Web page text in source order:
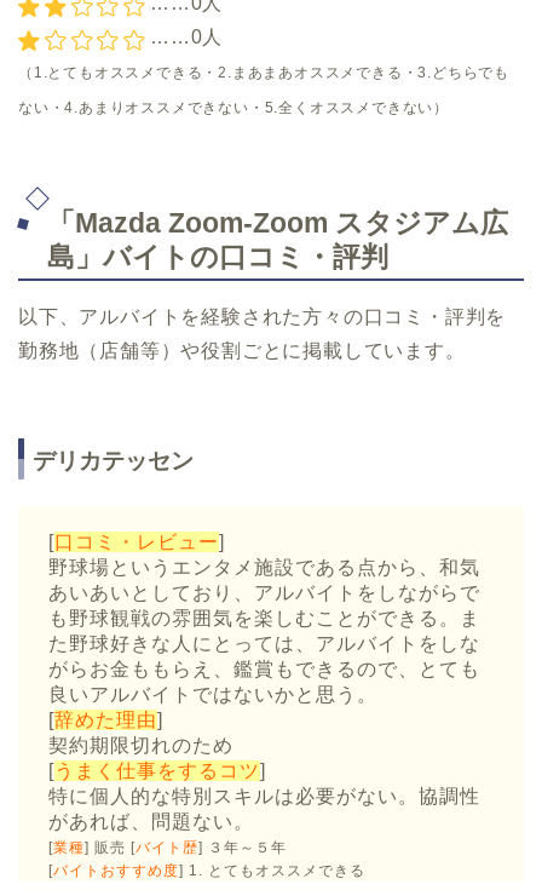
……0人
（1.とてもオススメできる・2.まあまあオススメできる・3.どちらでも
ない・4.あまりオススメできない・5.全くオススメできない）
「Mazda Zoom-Zoom スタジアム広
島」バイトの口コミ・評判
以下、アルバイトを経験された方々の口コミ・評判を
勤務地（店舗等）や役割ごとに掲載しています。
デリカテッセン
[口コミ・レビュー]
野球場というエンタメ施設である点から、和気
あいあいとしており、アルバイトをしながらで
も野球観戦の雰囲気を楽しむことができる。ま
た野球好きな人にとっては、アルバイトをしな
がらお金ももらえ、鑑賞もできるので、とても
良いアルバイトではないかと思う。
[辞めた理由]
契約期限切れのため
[うまく仕事をするコツ]
特に個人的な特別スキルは必要がない。協調性
があれば、問題ない。
[業種] 販売 [バイト歴] ３年～５年
[バイトおすすめ度] 1. とてもオススメできる